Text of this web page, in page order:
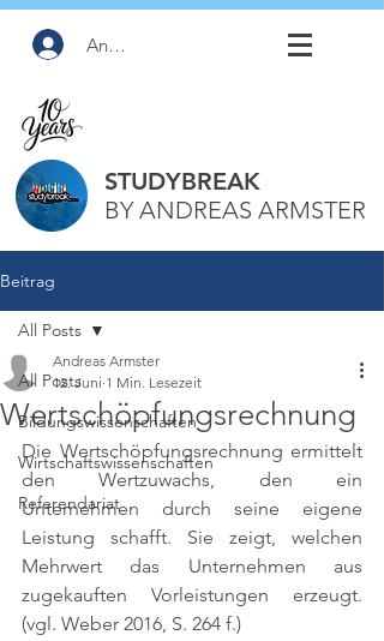
Anmelden
STUDYBREAK
BY ANDREAS ARMSTER
Beitrag
All Posts
Bildungswissenschaften
Wirtschaftswissenschaften
Referendariat
All Posts
Wertschöpfungsrechnung
Andreas Armster
12. Juni 1 Min. Lesezeit
Die Wertschöpfungsrechnung ermittelt
den Wertzuwachs, den ein
Unternehmen durch seine eigene
Leistung schafft. Sie zeigt, welchen
Mehrwert das Unternehmen aus
zugekauften Vorleistungen erzeugt.
(vgl. Weber 2016, S. 264 f.)